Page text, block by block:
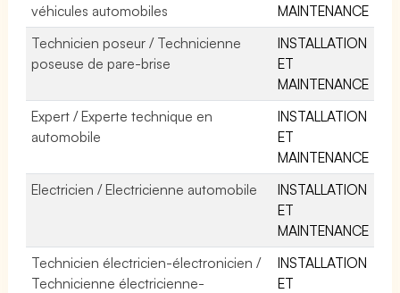
véhicules automobiles
MAINTENANCE
Technicien poseur / Technicienne
poseuse de pare-brise
INSTALLATION
ET
MAINTENANCE
Expert / Experte technique en
automobile
INSTALLATION
ET
MAINTENANCE
Electricien / Electricienne automobile
INSTALLATION
ET
MAINTENANCE
Technicien électricien-électronicien /
Technicienne électricienne-
INSTALLATION
ET